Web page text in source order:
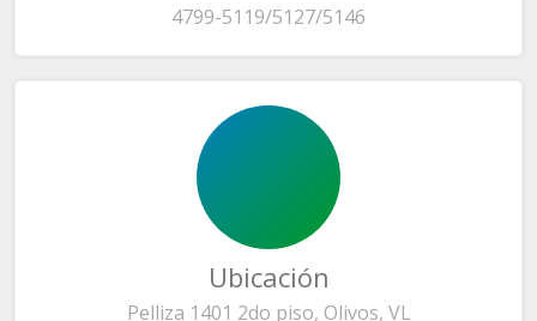
4799-5119/5127/5146
Ubicación
Pelliza 1401 2do piso, Olivos, VL